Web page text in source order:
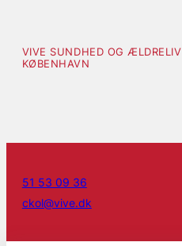
VIVE SUNDHED OG ÆLDRELIV
KØBENHAVN
51 53 09 36
ckol@vive.dk